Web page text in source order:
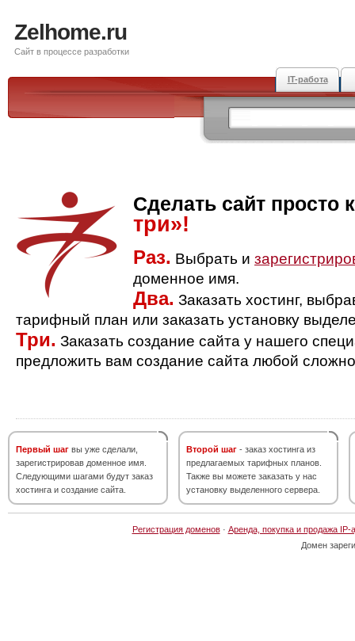
Zelhome.ru
Сайт в процессе разработки
IT-работа
Сделать сайт просто
три»!
Раз. Выбрать и
доменное имя.
Два. Заказать хостинг,
тарифный план или заказать установку
Три. Заказать создание сайта у нашего
предложить вам создание сайта любой
Первый шаг вы уже сделали,
зарегистрировав доменное имя.
Следующими шагами будут заказ
хостинга и создание сайта.
Второй шаг - заказ хостинга из
предлагаемых тарифных планов.
Также вы можете заказать у нас
установку выделенного сервера.
Регистрация доменов· Аренда, покупка и продажа IP-
Домен